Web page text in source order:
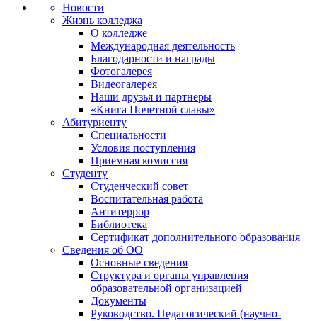
Новости
Жизнь колледжа
О колледже
Международная деятельность
Благодарности и награды
Фотогалерея
Видеогалерея
Наши друзья и партнеры
«Книга Почетной славы»
Абитуриенту
Специальности
Условия поступления
Приемная комиссия
Студенту
Студенческий совет
Воспитательная работа
Антитеррор
Библиотека
Сертификат дополнительного образования
Сведения об ОО
Основные сведения
Структура и органы управления
образовательной организацией
Документы
Руководство. Педагогический (научно-